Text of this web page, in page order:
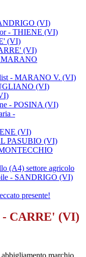
(VI)
- THIENE (VI)
(VI)
(VI)
MARANO
- MARANO V. (VI)
(VI)
- POSINA (VI)
-
(VI)
PASUBIO (VI)
(A4) settore agricolo
- SANDRIGO (VI)
presente!
CARRE' (VI)